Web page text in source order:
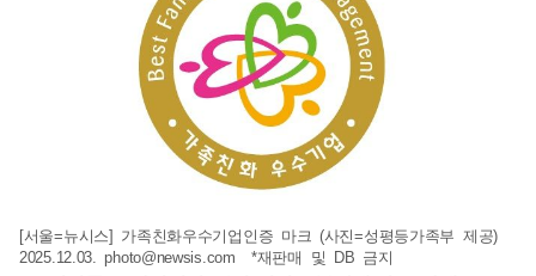
[서울=뉴시스] 가족친화우수기업인증 마크 (사진=성평등가족부 제공)
2025.12.03.photo@newsis.com *재판매 및 DB 금지